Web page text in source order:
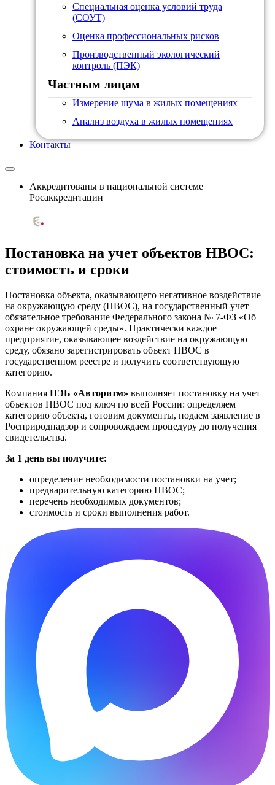
Специальная оценка условий труда
(СОУТ)
Оценка профессиональных рисков
Производственный экологический
контроль (ПЭК)
Частным лицам
Измерение шума в жилых помещениях
Анализ воздуха в жилых помещениях
Контакты
Аккредитованы в национальной системе
Росаккредитации
Постановка на учет объектов НВОС:
стоимость и сроки
Постановка объекта, оказывающего негативное воздействие
на окружающую среду (НВОС), на государственный учет —
обязательное требование Федерального закона № 7-ФЗ «Об
охране окружающей среды». Практически каждое
предприятие, оказывающее воздействие на окружающую
среду, обязано зарегистрировать объект НВОС в
государственном реестре и получить соответствующую
категорию.
Компания ПЭБ «Авторитм» выполняет постановку на учет
объектов НВОС под ключ по всей России: определяем
категорию объекта, готовим документы, подаем заявление в
Росприроднадзор и сопровождаем процедуру до получения
свидетельства.
За 1 день вы получите:
определение необходимости постановки на учет;
предварительную категорию НВОС;
перечень необходимых документов;
стоимость и сроки выполнения работ.